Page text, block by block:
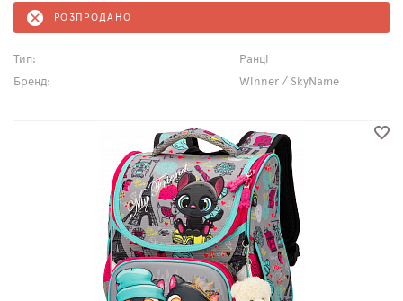
РОЗПРОДАНО
Тип:
Ранці
Бренд:
Winner / SkyName